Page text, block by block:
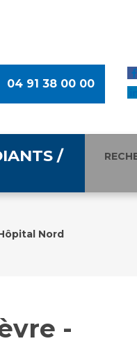
04 91 38 00 00
/
Nord
-